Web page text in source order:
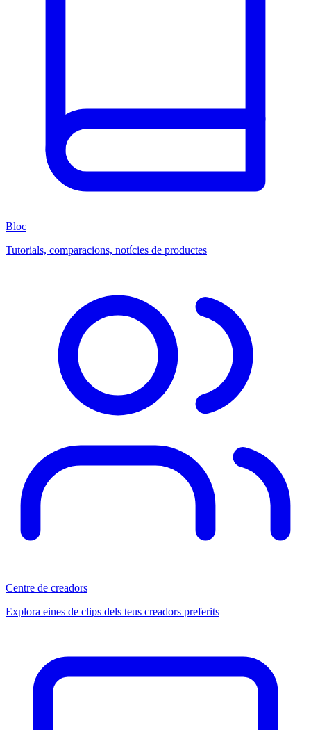
Bloc
Tutorials, comparacions, notícies de productes
Centre de creadors
Explora eines de clips dels teus creadors preferits